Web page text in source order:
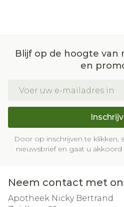
Blijf op de hoogte van
en
Door op inschrijven te klikken,
nieuwsbrief en gaat u
Neem contact met
Apotheek Nicky Bertrand